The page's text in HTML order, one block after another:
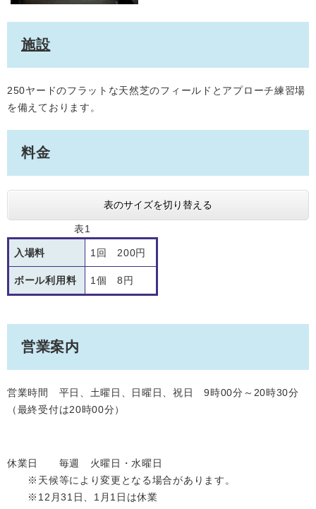
施設
250ヤードのフラットな天然芝のフィールドとアプローチ練習場
を備えております。
料金
表のサイズを切り替える
表1
入場料 1回 200円
ボール利用料 1個 8円
営業案内
営業時間 平日、土曜日、日曜日、祝日 9時00分～20時30分
（最終受付は20時00分）
休業日 毎週 火曜日・水曜日
※天候等により変更となる場合があります。
※12月31日、1月1日は休業